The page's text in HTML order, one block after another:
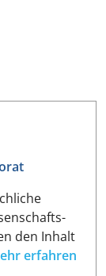
den Inhalt
erfahren